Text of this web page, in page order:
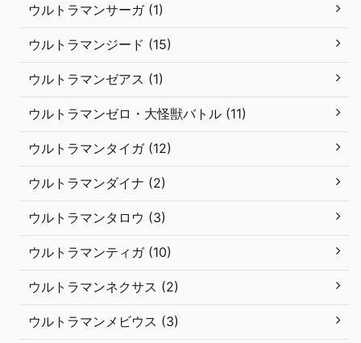
ウルトラマンサーガ (1)
ウルトラマンジード (15)
ウルトラマンゼアス (1)
ウルトラマンゼロ・大怪獣バトル (11)
ウルトラマンタイガ (12)
ウルトラマンダイナ (2)
ウルトラマンタロウ (3)
ウルトラマンティガ (10)
ウルトラマンネクサス (2)
ウルトラマンメビウス (3)